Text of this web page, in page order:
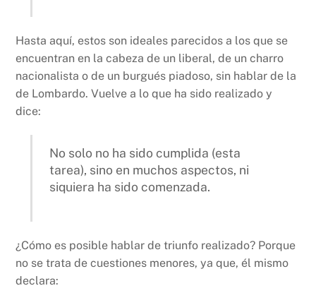
Hasta aquí, estos son ideales parecidos a los que se
encuentran en la cabeza de un liberal, de un charro
nacionalista o de un burgués piadoso, sin hablar de la
de Lombardo. Vuelve a lo que ha sido realizado y
dice:
No solo no ha sido cumplida (esta
tarea), sino en muchos aspectos, ni
siquiera ha sido comenzada.
¿Cómo es posible hablar de triunfo realizado? Porque
no se trata de cuestiones menores, ya que, él mismo
declara: